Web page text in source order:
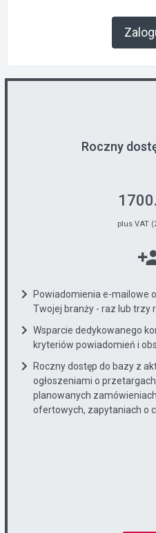
Roczny
plus VAT
Powiadomienia e-mailowe
Twojej branży - raz lub trzy
Wsparcie dedykowanego
kryteriów powiadomień i
Roczny dostęp do bazy z
ogłoszeniami o
planowanych
ofertowych, zapytaniach o